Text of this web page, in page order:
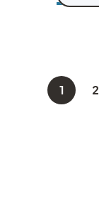
1 2